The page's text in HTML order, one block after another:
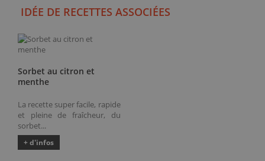
IDÉE DE RECETTES ASSOCIÉES
Sorbet au citron et
menthe
La recette super facile, rapide
et pleine de fraîcheur, du
sorbet...
+ d'infos